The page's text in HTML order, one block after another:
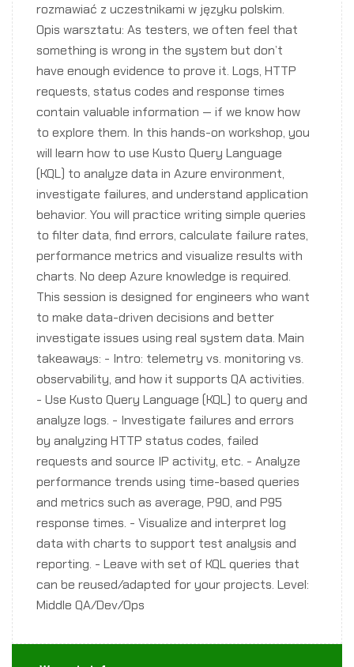
rozmawiać z uczestnikami w języku polskim.
Opis warsztatu: As testers, we often feel that
something is wrong in the system but don’t
have enough evidence to prove it. Logs, HTTP
requests, status codes and response times
contain valuable information — if we know how
to explore them. In this hands-on workshop, you
will learn how to use Kusto Query Language
(KQL) to analyze data in Azure environment,
investigate failures, and understand application
behavior. You will practice writing simple queries
to filter data, find errors, calculate failure rates,
performance metrics and visualize results with
charts. No deep Azure knowledge is required.
This session is designed for engineers who want
to make data-driven decisions and better
investigate issues using real system data. Main
takeaways: - Intro: telemetry vs. monitoring vs.
observability, and how it supports QA activities.
- Use Kusto Query Language (KQL) to query and
analyze logs. - Investigate failures and errors
by analyzing HTTP status codes, failed
requests and source IP activity, etc. - Analyze
performance trends using time-based queries
and metrics such as average, P90, and P95
response times. - Visualize and interpret log
data with charts to support test analysis and
reporting. - Leave with set of KQL queries that
can be reused/adapted for your projects. Level:
Middle QA/Dev/Ops